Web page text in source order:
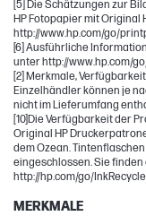
[5] Die Schätzungen zur
HP Fotopapier mit Original
http://www.hp.com/go/
[6] Ausführliche
unter http://www.hp.com/
[2] Merkmale,
Einzelhändler können je
nicht im Lieferumfang
[10]Die Verfügbarkeit der
Original HP
dem Ozean.
eingeschlossen. Sie
http://hp.com/go/
MERKMALE